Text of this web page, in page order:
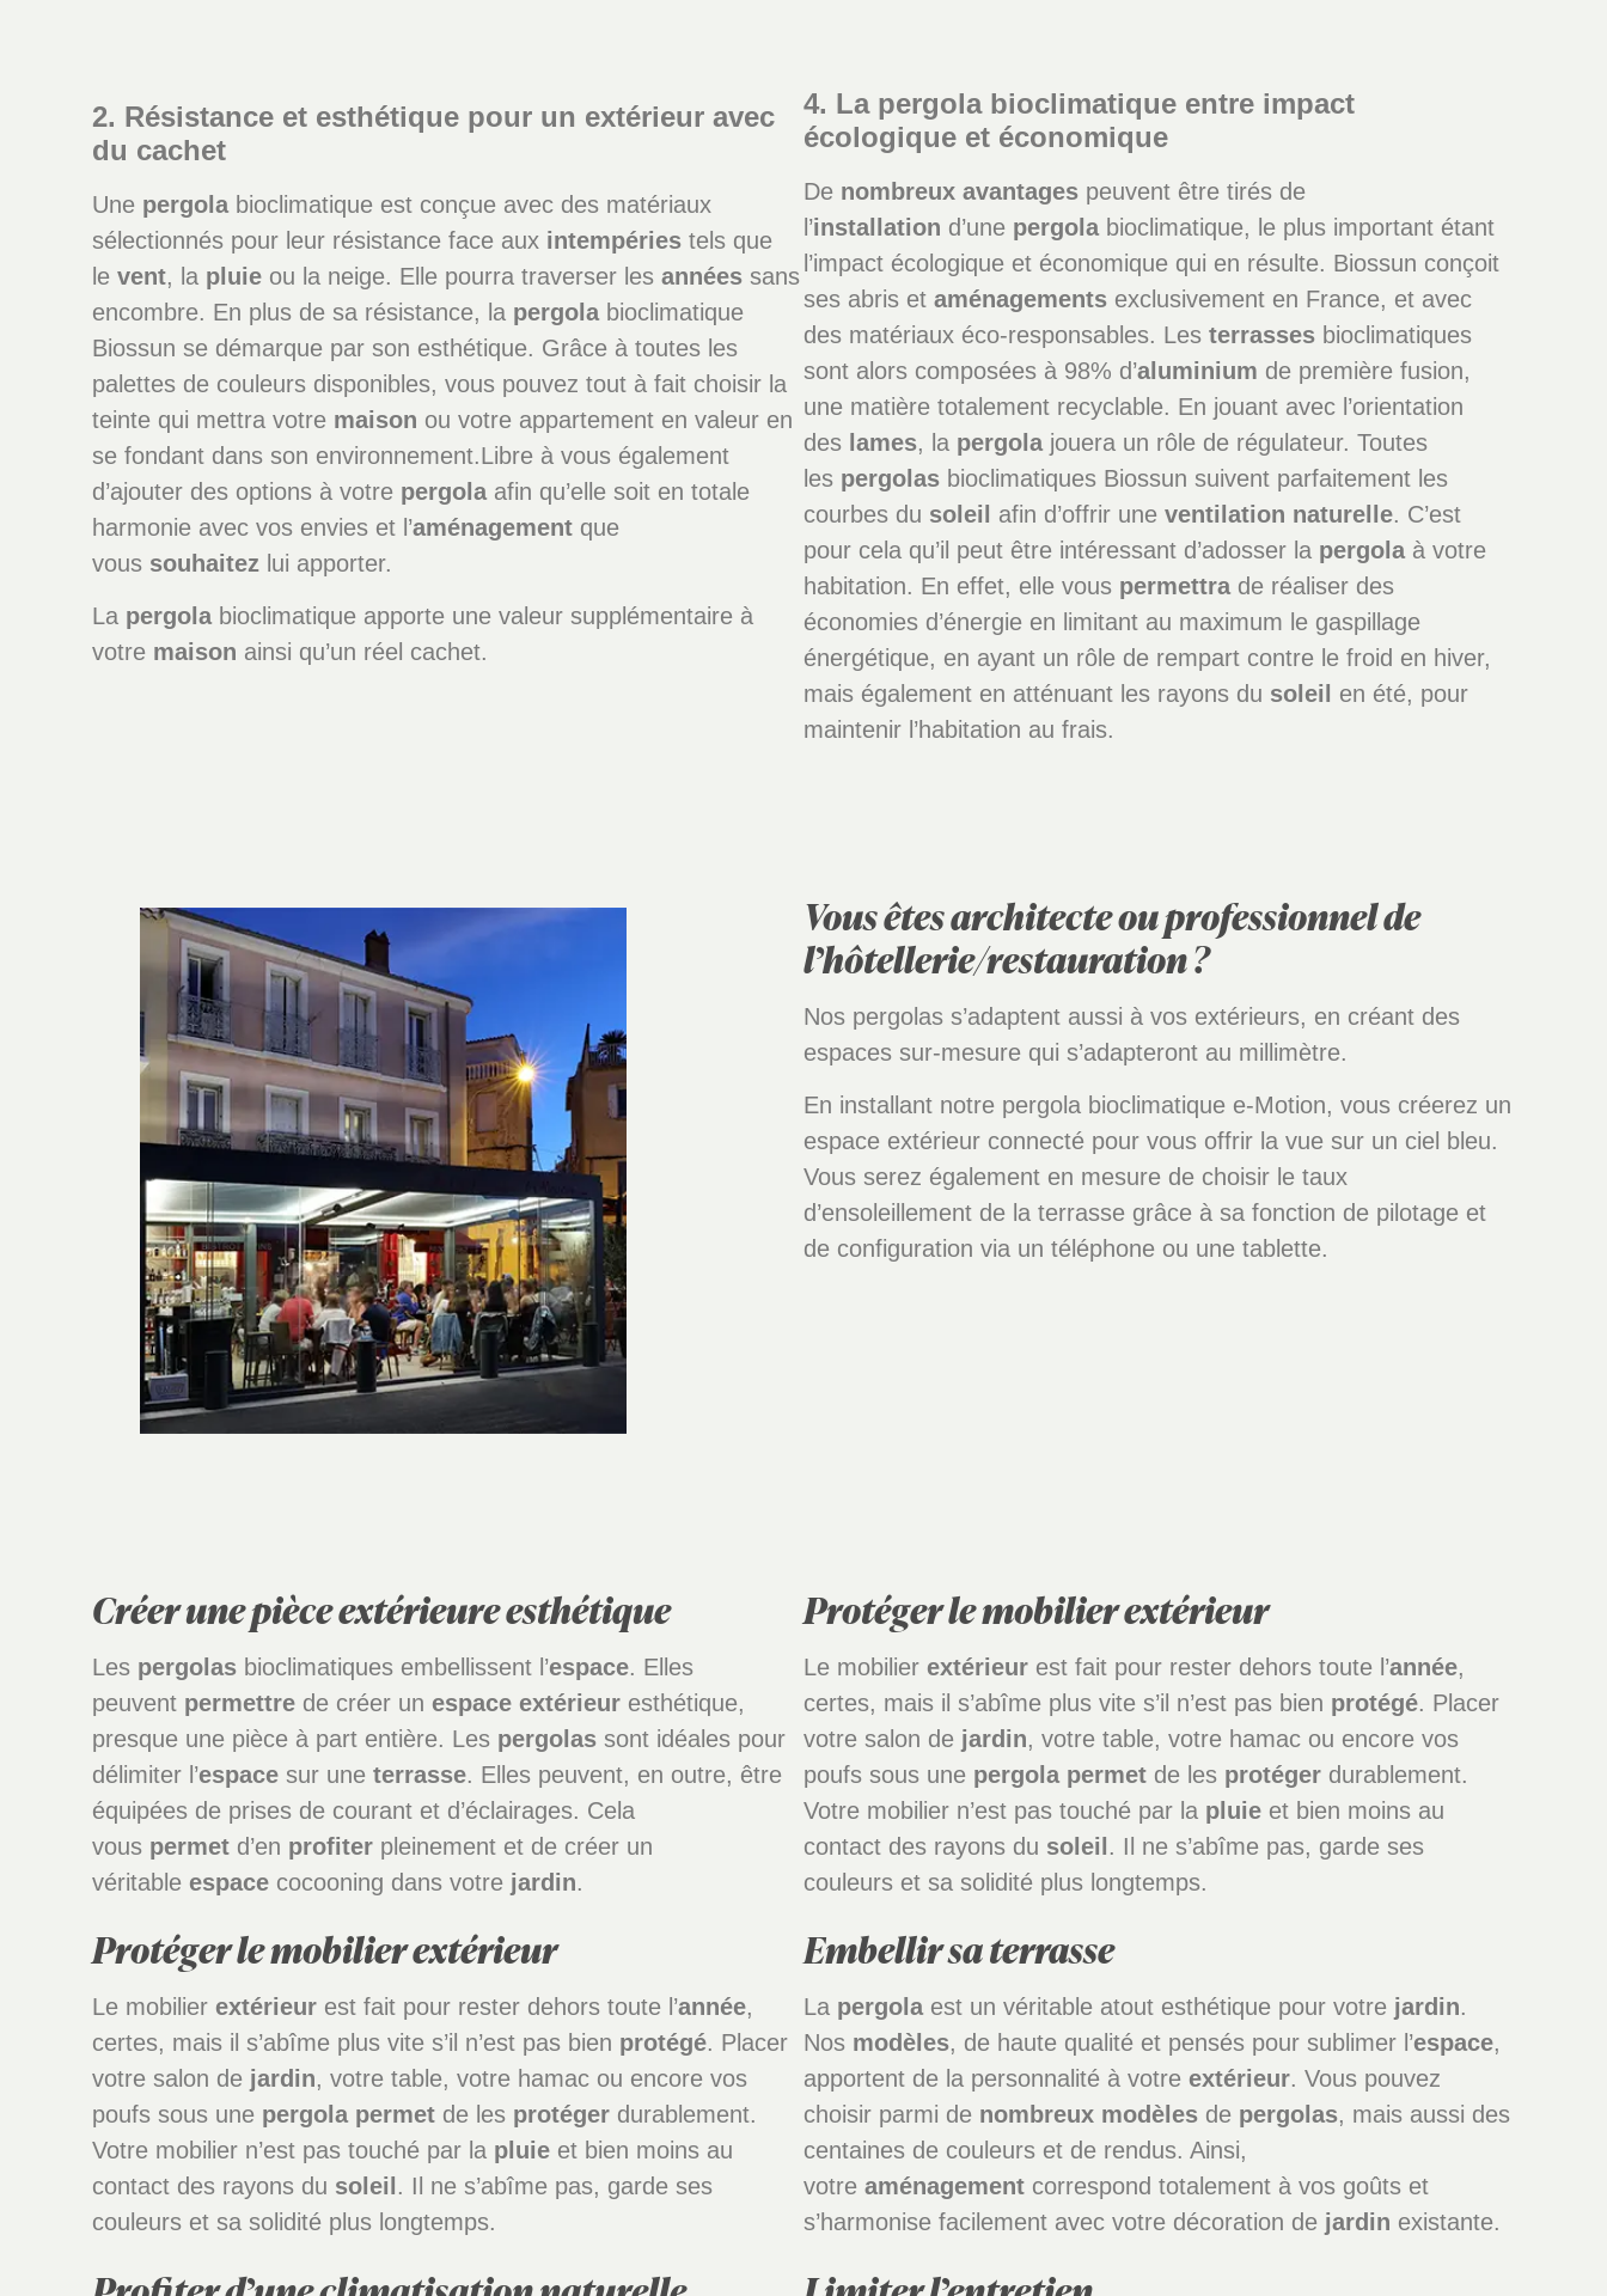
2. Résistance et esthétique pour un extérieur avec
du cachet
Une pergolabioclimatique est conçue avec des matériaux
sélectionnés pour leur résistance face aux intempéries tels que
levent, la pluie ou la neige. Elle pourra traverser lesannées sans
encombre. En plus de sa résistance, la pergolabioclimatique
Biossun se démarque par son esthétique. Grâce à toutes les
palettes de couleurs disponibles, vous pouvez tout à fait choisir la
teinte qui mettra votre maison ou votre appartement en valeur en
se fondant dans son environnement.Libre à vous également
d’ajouter des options à votre pergolaafin qu’elle soit en totale
harmonie avec vos envies et l’aménagement que
vous souhaitez lui apporter.
La pergolabioclimatique apporte une valeur supplémentaire à
votre maison ainsi qu’un réel cachet.
4. La pergola bioclimatique entre impact
écologique et économique
De nombreux avantages peuvent être tirés de
l’installation d’une pergolabioclimatique, le plus important étant
l’impact écologique et économique qui en résulte. Biossun conçoit
ses abris et aménagements exclusivement en France, et avec
des matériaux éco-responsables. Les terrasses bioclimatiques
sont alors composées à 98% d’aluminium de première fusion,
une matière totalement recyclable. En jouant avec l’orientation
des lames, la pergolajouera un rôle de régulateur. Toutes
les pergolas bioclimatiques Biossun suivent parfaitement les
courbes du soleil afin d’offrir une ventilation naturelle. C’est
pour cela qu’il peut être intéressant d’adosser la pergolaà votre
habitation. En effet, elle vous permettrade réaliser des
économies d’énergie en limitant au maximum le gaspillage
énergétique, en ayant un rôle de rempart contre le froid en hiver,
mais également en atténuant les rayons du soleil en été, pour
maintenir l’habitation au frais.
Vous êtes architecte ou professionnel de
l’hôtellerie/restauration ?
Nos pergolas s’adaptent aussi à vos extérieurs, en créant des
espaces sur-mesure qui s’adapteront au millimètre.
En installant notre pergola bioclimatique e-Motion, vous créerez un
espace extérieur connecté pour vous offrir la vue sur un ciel bleu.
Vous serez également en mesure de choisir le taux
d’ensoleillement de la terrasse grâce à sa fonction de pilotage et
de configuration via un téléphone ou une tablette.
Créer une pièce extérieure esthétique
Les pergolas bioclimatiques embellissent l’espace. Elles
peuvent permettre de créer unespace extérieur esthétique,
presque une pièce à part entière. Les pergolas sont idéales pour
délimiter l’espace sur uneterrasse. Elles peuvent, en outre, être
équipées de prises de courant et d’éclairages. Cela
vous permet d’en profiter pleinement et de créer un
véritableespace cocooning dans votre jardin.
Protéger le mobilier extérieur
Le mobilier extérieur est fait pour rester dehors toute l’année,
certes, mais il s’abîme plus vite s’il n’est pas bien protégé. Placer
votre salon de jardin, votre table, votre hamac ou encore vos
poufs sous une pergola permet de les protéger durablement.
Votre mobilier n’est pas touché par la pluie et bien moins au
contact des rayons du soleil . Il ne s’abîme pas, garde ses
couleurs et sa solidité plus longtemps.
Protéger le mobilier extérieur
Le mobilierextérieur est fait pour rester dehors toute l’année,
certes, mais il s’abîme plus vite s’il n’est pas bien protégé. Placer
votre salon de jardin, votre table, votre hamac ou encore vos
poufs sous une pergola permet de les protéger durablement.
Votre mobilier n’est pas touché par la pluie et bien moins au
contact des rayons du soleil . Il ne s’abîme pas, garde ses
couleurs et sa solidité plus longtemps.
Embellir sa terrasse
La pergolaest un véritable atout esthétique pour votre jardin.
Nos modèles, de haute qualité et pensés pour sublimer l’espace,
apportent de la personnalité à votre extérieur. Vous pouvez
choisir parmi de nombreux modèles de pergolas, mais aussi des
centaines de couleurs et de rendus. Ainsi,
votre aménagement correspond totalement à vos goûts et
s’harmonise facilement avec votre décoration de jardin existante.